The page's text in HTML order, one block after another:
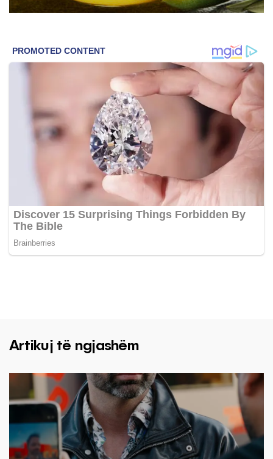
Artikuj të ngjashëm